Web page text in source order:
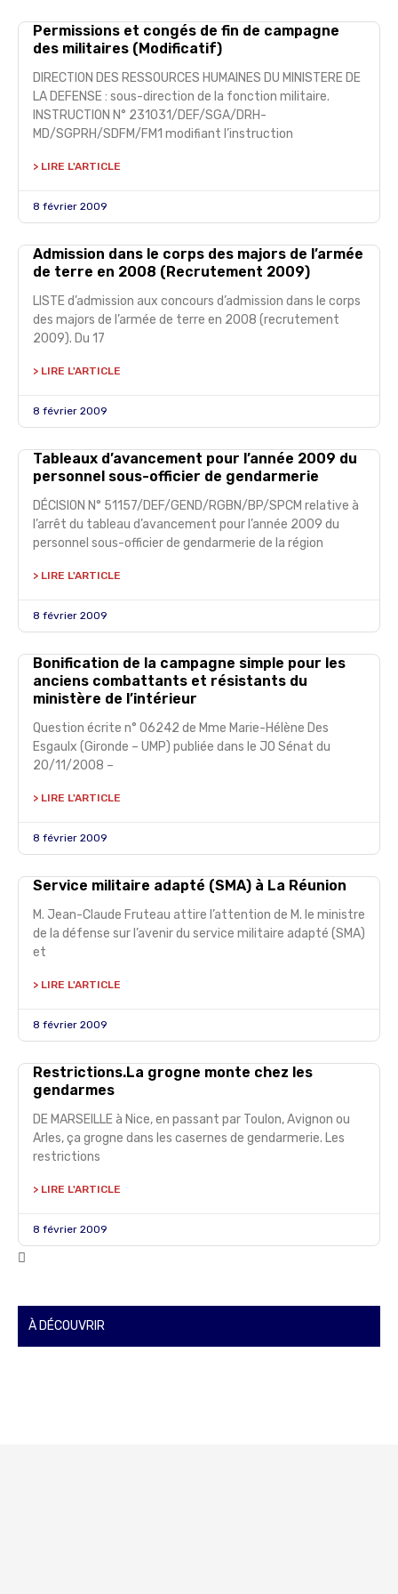
Permissions et congés de fin de campagne
des militaires (Modificatif)
DIRECTION DES RESSOURCES HUMAINES DU MINISTERE DE
LA DEFENSE : sous-direction de la fonction militaire.
INSTRUCTION N° 231031/DEF/SGA/DRH-
MD/SGPRH/SDFM/FM1 modifiant l’instruction
> LIRE L'ARTICLE
8 février 2009
Admission dans le corps des majors de l’armée
de terre en 2008 (Recrutement 2009)
LISTE d’admission aux concours d’admission dans le corps
des majors de l’armée de terre en 2008 (recrutement
2009). Du 17
> LIRE L'ARTICLE
8 février 2009
Tableaux d’avancement pour l’année 2009 du
personnel sous-officier de gendarmerie
DÉCISION N° 51157/DEF/GEND/RGBN/BP/SPCM relative à
l’arrêt du tableau d’avancement pour l’année 2009 du
personnel sous-officier de gendarmerie de la région
> LIRE L'ARTICLE
8 février 2009
Bonification de la campagne simple pour les
anciens combattants et résistants du
ministère de l’intérieur
Question écrite n° 06242 de Mme Marie-Hélène Des
Esgaulx (Gironde – UMP) publiée dans le JO Sénat du
20/11/2008 –
> LIRE L'ARTICLE
8 février 2009
Service militaire adapté (SMA) à La Réunion
M. Jean-Claude Fruteau attire l’attention de M. le ministre
de la défense sur l’avenir du service militaire adapté (SMA)
et
> LIRE L'ARTICLE
8 février 2009
Restrictions.La grogne monte chez les
gendarmes
DE MARSEILLE à Nice, en passant par Toulon, Avignon ou
Arles, ça grogne dans les casernes de gendarmerie. Les
restrictions
> LIRE L'ARTICLE
8 février 2009
À DÉCOUVRIR